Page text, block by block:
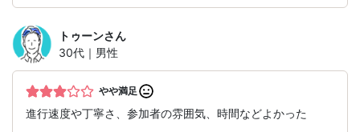
トゥーンさん
30代｜男性
やや満足
進行速度や丁寧さ、参加者の雰囲気、時間などよかった